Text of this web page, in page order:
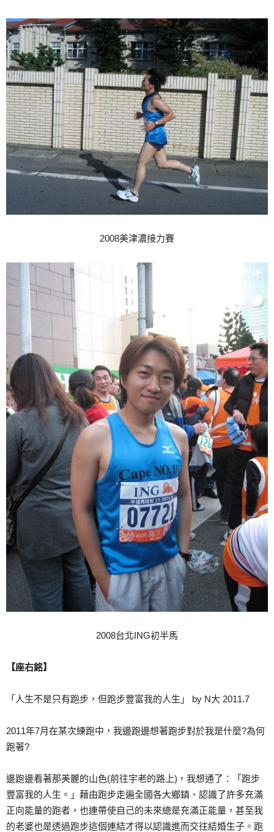
2008美津濃接力賽
2008台北ING初半馬
【座右銘】
「人生不是只有跑步，但跑步豐富我的人生」 by N大 2011.7
2011年7月在某次練跑中，我邊跑邊想著跑步對於我是什麼?為何
跑著?
邊跑邊看著那美麗的山色(前往宇老的路上)，我想通了：「跑步
豐富我的人生。」藉由跑步走遍全國各大鄉鎮、認識了許多充滿
正向能量的跑者，也連帶使自己的未來總是充滿正能量，甚至我
的老婆也是透過跑步這個連結才得以認識進而交往結婚生子。跑